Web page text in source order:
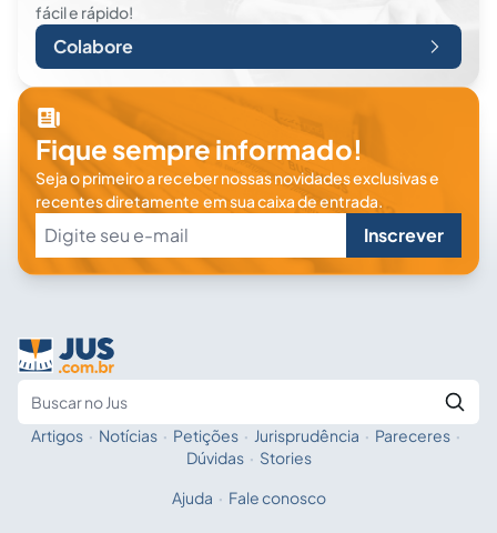
fácil e rápido!
Colabore
Fique sempre informado!
Seja o primeiro a receber nossas novidades exclusivas e
recentes diretamente em sua caixa de entrada.
Inscrever
Fale com a IA
Artigos · Notícias · Petições · Jurisprudência · Pareceres ·
Dúvidas · Stories
Ajuda · Fale conosco